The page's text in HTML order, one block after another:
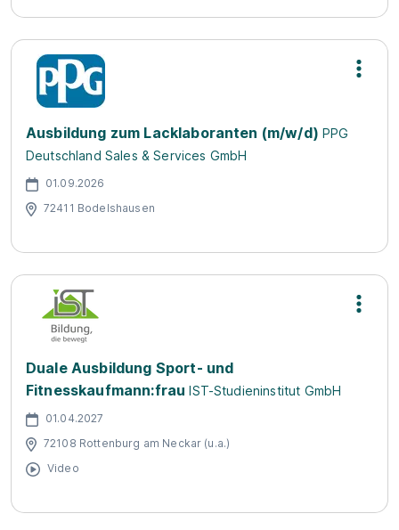
Ausbildung zum Lacklaboranten (m/w/d) PPG
Deutschland Sales & Services GmbH
01.09.2026
72411 Bodelshausen
Duale Ausbildung Sport- und
Fitnesskaufmann:frau IST-Studieninstitut GmbH
01.04.2027
72108 Rottenburg am Neckar (u.a.)
Video